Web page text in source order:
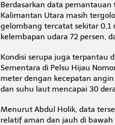
Berdasarkan data
Kalimantan Utara masih
gelombang tercatat sekitar 0,1
kelembapan udara 72 persen,
Kondisi serupa juga terpantau
Sementara di Pelsu Hijau
meter dengan kecepatan
dan suhu laut mencapai 30
Menurut Abdul Holik, data
relatif aman dan jauh di